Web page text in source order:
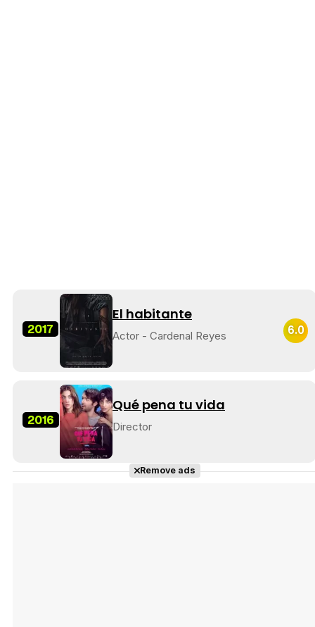
2017
El habitante
Actor - Cardenal Reyes 6.0
2016
Qué pena tu vida
Director
Remove ads